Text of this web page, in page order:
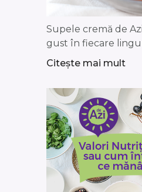
Supele cremă de
gust în fiecare
Citește mai mult